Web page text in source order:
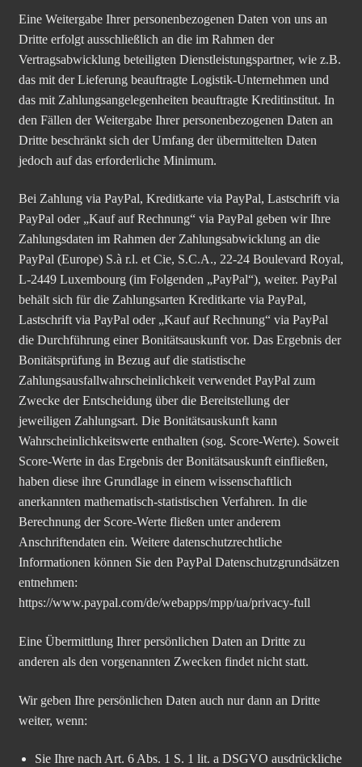
Eine Weitergabe Ihrer personenbezogenen Daten von uns an
Dritte erfolgt ausschließlich an die im Rahmen der
Vertragsabwicklung beteiligten Dienstleistungspartner, wie z.B.
das mit der Lieferung beauftragte Logistik-Unternehmen und
das mit Zahlungsangelegenheiten beauftragte Kreditinstitut. In
den Fällen der Weitergabe Ihrer personenbezogenen Daten an
Dritte beschränkt sich der Umfang der übermittelten Daten
jedoch auf das erforderliche Minimum.
Bei Zahlung via PayPal, Kreditkarte via PayPal, Lastschrift via
PayPal oder „Kauf auf Rechnung“ via PayPal geben wir Ihre
Zahlungsdaten im Rahmen der Zahlungsabwicklung an die
PayPal (Europe) S.à r.l. et Cie, S.C.A., 22-24 Boulevard Royal,
L-2449 Luxembourg (im Folgenden „PayPal“), weiter. PayPal
behält sich für die Zahlungsarten Kreditkarte via PayPal,
Lastschrift via PayPal oder „Kauf auf Rechnung“ via PayPal
die Durchführung einer Bonitätsauskunft vor. Das Ergebnis der
Bonitätsprüfung in Bezug auf die statistische
Zahlungsausfallwahrscheinlichkeit verwendet PayPal zum
Zwecke der Entscheidung über die Bereitstellung der
jeweiligen Zahlungsart. Die Bonitätsauskunft kann
Wahrscheinlichkeitswerte enthalten (sog. Score-Werte). Soweit
Score-Werte in das Ergebnis der Bonitätsauskunft einfließen,
haben diese ihre Grundlage in einem wissenschaftlich
anerkannten mathematisch-statistischen Verfahren. In die
Berechnung der Score-Werte fließen unter anderem
Anschriftendaten ein. Weitere datenschutzrechtliche
Informationen können Sie den PayPal Datenschutzgrundsätzen
entnehmen:
https://www.paypal.com/de/webapps/mpp/ua/privacy-full
Eine Übermittlung Ihrer persönlichen Daten an Dritte zu
anderen als den vorgenannten Zwecken findet nicht statt.
Wir geben Ihre persönlichen Daten auch nur dann an Dritte
weiter, wenn:
Sie Ihre nach Art. 6 Abs. 1 S. 1 lit. a DSGVO ausdrückliche